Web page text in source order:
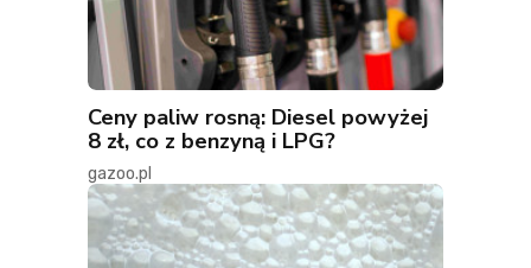
Ceny paliw rosną: Diesel powyżej
8 zł, co z benzyną i LPG?
gazoo.pl